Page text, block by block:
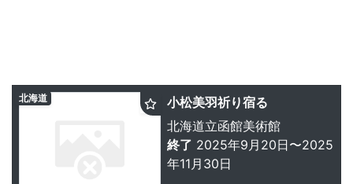
小松美羽祈り宿る
北海道立函館美術館
終了 2025年9月20日〜2025
年11月30日
北海道